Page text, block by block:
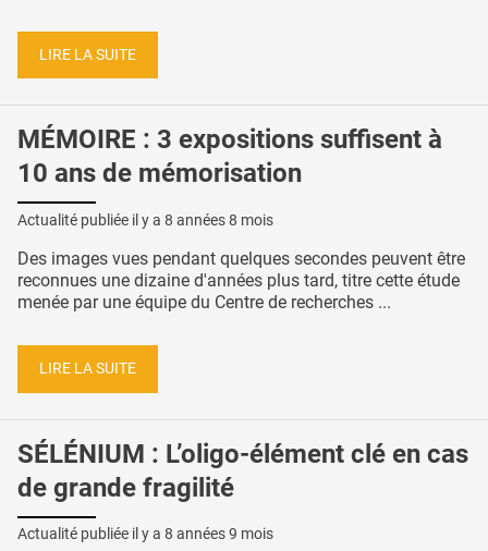
LIRE LA SUITE
MÉMOIRE : 3 expositions suffisent à
10 ans de mémorisation
Actualité publiée il y a 8 années 8 mois
Des images vues pendant quelques secondes peuvent être
reconnues une dizaine d'années plus tard, titre cette étude
menée par une équipe du Centre de recherches ...
LIRE LA SUITE
SÉLÉNIUM : L’oligo-élément clé en cas
de grande fragilité
Actualité publiée il y a 8 années 9 mois